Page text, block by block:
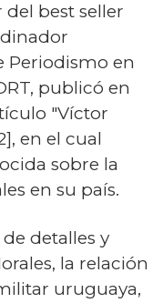
best seller
Periodismo en
publicó en
"Víctor
en el cual
sobre la
en su país.
detalles y
la relación
uruguaya,